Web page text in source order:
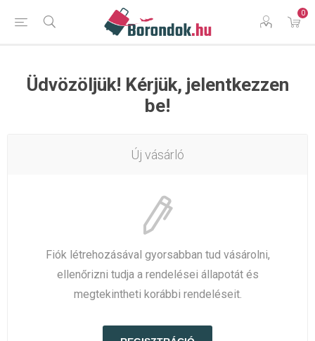
0
Üdvözöljük! Kérjük, jelentkezzen
be!
Új vásárló
Fiók létrehozásával gyorsabban tud vásárolni,
ellenőrizni tudja a rendelései állapotát és
megtekintheti korábbi rendeléseit.